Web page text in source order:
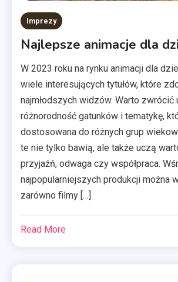
Imprezy
Najlepsze animacje dla
W 2023 roku na rynku animacji dla
wiele interesujących tytułów, które
najmłodszych widzów. Warto zwrócić
różnorodność gatunków i tematykę,
dostosowana do różnych grup
te nie tylko bawią, ale także uczą
przyjaźń, odwaga czy współpraca.
najpopularniejszych produkcji można
zarówno filmy […]
Read More